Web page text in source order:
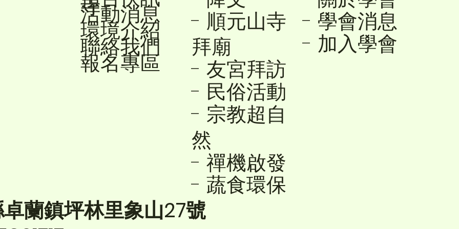
寺
活動消息
環境介紹
聯絡我們
報名專區
- 順元山寺
拜廟
- 友宮拜訪
- 民俗活動
- 宗教超自
然
- 禪機啟發
- 蔬食環保
- 學會消息
- 加入學會
蘭鎮坪林里象山27號